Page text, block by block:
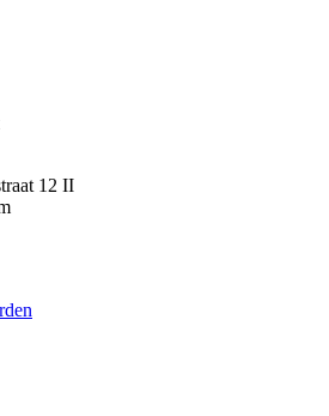
12 II